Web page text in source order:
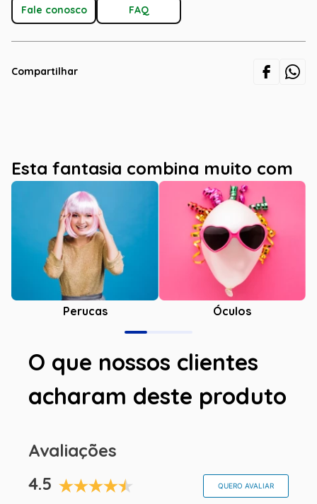
Fale conosco FAQ
Compartilhar
Esta fantasia combina muito com
Perucas Óculos
O que nossos clientes
acharam deste produto
Avaliações
4.5
QUERO AVALIAR